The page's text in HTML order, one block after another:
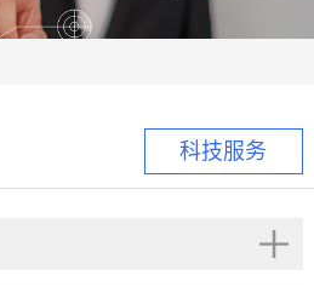
合作
创新
科技服务